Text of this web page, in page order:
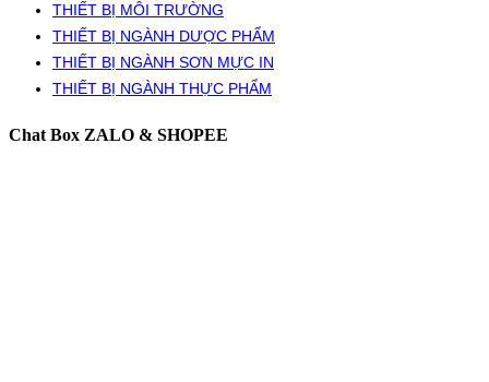
THIẾT BỊ MÔI TRƯỜNG
THIẾT BỊ NGÀNH DƯỢC PHẨM
THIẾT BỊ NGÀNH SƠN MỰC IN
THIẾT BỊ NGÀNH THỰC PHẨM
Chat Box ZALO & SHOPEE